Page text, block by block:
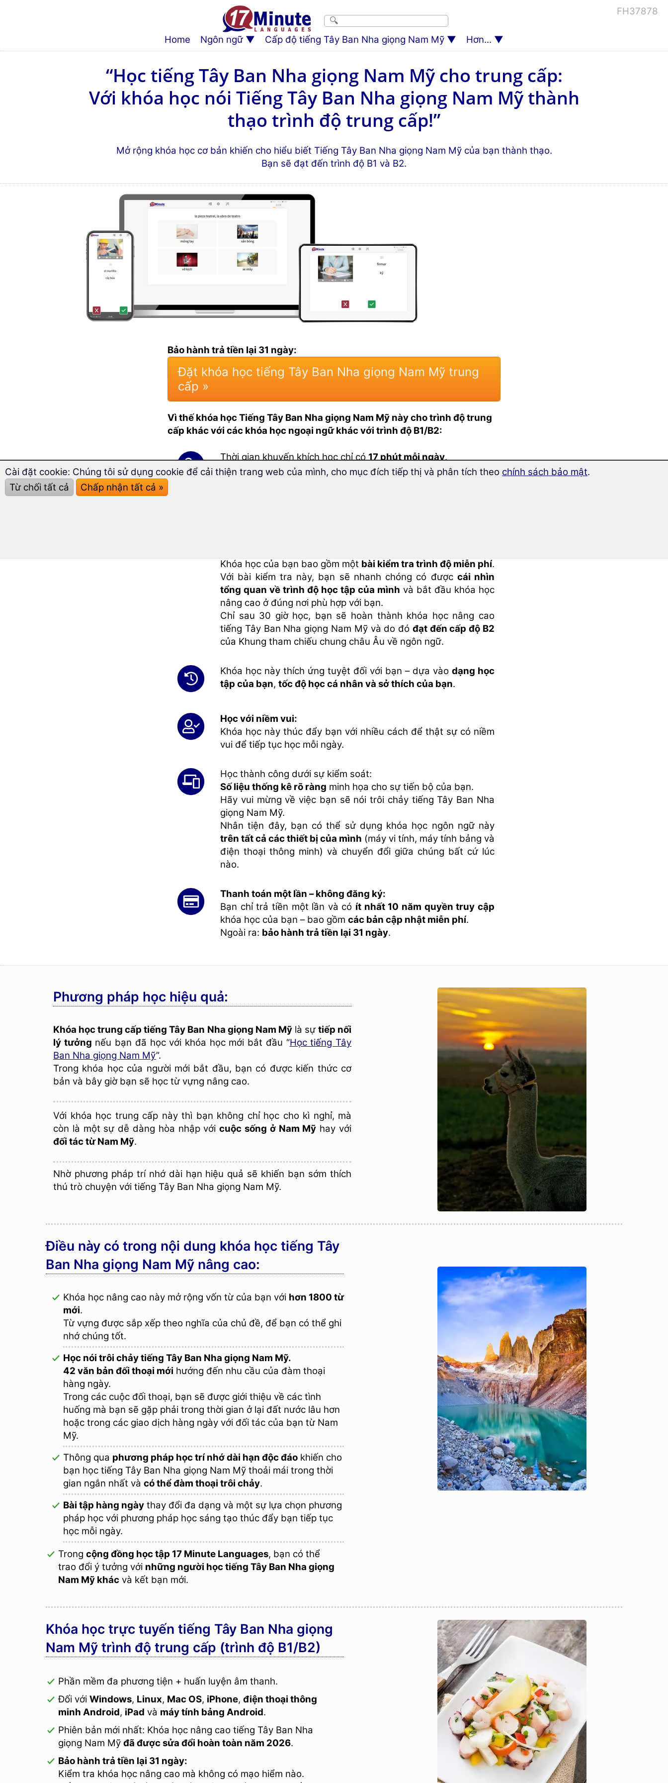
Home Ngôn ngữ Cấp độ tiếng Tây Ban Nha giọng Nam Mỹ Hơn...
FH37878
“Học tiếng Tây Ban Nha giọng Nam Mỹ cho trung cấp:
Với khóa học nói Tiếng Tây Ban Nha giọng Nam Mỹ thành
thạo trình độ trung cấp!”
Mở rộng khóa học cơ bản khiến cho hiểu biết Tiếng Tây Ban Nha giọng Nam Mỹ của bạn thành thạo.
Bạn sẽ đạt đến trình độ B1 và B2.
Bảo hành trả tiền lại 31 ngày:
Đặt khóa học tiếng Tây Ban Nha giọng Nam Mỹ trung
cấp »
Vì thế khóa học Tiếng Tây Ban Nha giọng Nam Mỹ này cho trình độ trung
cấp khác với các khóa học ngoại ngữ khác với trình độ B1/B2:
Thời gian khuyến khích học chỉ có17 phút mỗi ngày.
Bạn sẽ ngạc nhiên về việcmở rộng từ vựng của bạnnhanh và
Khóa học của bạn bao gồm một bài kiểm tra trình độ miễn phí.
Với bài kiểm tra này, bạn sẽ nhanh chóng có được cái nhìn
tổng quan về trình độ học tập của mình và bắt đầu khóa học
nâng cao ở đúng nơi phù hợp với bạn.
Chỉ sau 30 giờ học, bạn sẽ hoàn thành khóa học nâng cao
tiếng Tây Ban Nha giọng Nam Mỹ và do đó đạt đến cấp độ B2
của Khung tham chiếu chung châu Âu về ngôn ngữ.
Khóa học này thích ứng tuyệt đối với bạn – dựa vào dạng học
tập của bạn, tốc độ học cá nhân và sở thích của bạn.
Học với niềm vui:
Khóa học này thúc đẩy bạn với nhiều cách để thật sự có niềm
vui để tiếp tục học mỗi ngày.
Học thành công dưới sự kiểm soát:
Số liệu thống kê rõ ràng minh họa cho sự tiến bộ của bạn.
Hãy vui mừng về việc bạn sẽ nói trôi chảy tiếng Tây Ban Nha
giọng Nam Mỹ.
Nhân tiện đây, bạn có thể sử dụng khóa học ngôn ngữ này
trên tất cả các thiết bị của mình (máy vi tính, máy tính bảng và
điện thoại thông minh) và chuyển đổi giữa chúng bất cứ lúc
nào.
Thanh toán một lần – không đăng ký:
Bạn chỉ trả tiền một lần và có ít nhất 10 năm quyền truy cập
khóa học của bạn – bao gồm các bản cập nhật miễn phí.
Ngoài ra: bảo hành trả tiền lại 31 ngày.
Phương pháp học hiệu quả:
Khóa học trung cấp tiếng Tây Ban Nha giọng Nam Mỹlà sự tiếp nối
lý tưởng nếu bạn đã học với khóa học mới bắt đầu “Học tiếng Tây
Ban Nha giọng Nam Mỹ”.
Trong khóa học của người mới bắt đầu, bạn có được kiến thức cơ
bản và bây giờ bạn sẽ học từ vựng nâng cao.
Với khóa học trung cấp này thì bạn không chỉ học cho kì nghỉ, mà
còn là một sự dễ dàng hòa nhập vớicuộc sống ở Nam Mỹ hay với
đối tác từ Nam Mỹ.
Nhờ phương pháp trí nhớ dài hạn hiệu quả sẽ khiến bạn sớm thích
thú trò chuyện với tiếng Tây Ban Nha giọng Nam Mỹ.
Điều này có trong nội dung khóa học tiếng Tây
Ban Nha giọng Nam Mỹ nâng cao:
Khóa học nâng cao này mở rộng vốn từ của bạn với hơn 1800 từ
mới.
Từ vựng được sắp xếp theo nghĩa của chủ đề, để bạn có thể ghi
nhớ chúng tốt.
Học nói trôi chảy tiếng Tây Ban Nha giọng Nam Mỹ.
42 văn bản đối thoại mới hướng đến nhu cầu của đàm thoại
hàng ngày.
Trong các cuộc đối thoại, bạn sẽ được giới thiệu về các tình
huống mà bạn sẽ gặp phải trong thời gian ở lại đất nước lâu hơn
hoặc trong các giao dịch hàng ngày với đối tác của bạn từ Nam
Mỹ.
Thông qua phương pháp học trí nhớ dài hạn độc đáo khiến cho
bạn học tiếng Tây Ban Nha giọng Nam Mỹ thoải mái trong thời
gian ngắn nhất và có thể đàm thoại trôi chảy.
Bài tập hàng ngày thay đổi đa dạng và một sự lựa chọn phương
pháp học với phương pháp học sáng tạo thúc đẩy bạn tiếp tục
học mỗi ngày.
Trong cộng đồng học tập 17 Minute Languages, bạn có thể
trao đổi ý tưởng với những người học tiếng Tây Ban Nha giọng
Nam Mỹ khác và kết bạn mới.
Khóa học trực tuyến tiếng Tây Ban Nha giọng
Nam Mỹ trình độ trung cấp (trình độ B1/B2)
Phần mềm đa phương tiện + huấn luyện âm thanh.
Đối với Windows, Linux, Mac OS, iPhone, điện thoại thông
minh Android, iPad và máy tính bảng Android.
Phiên bản mới nhất: Khóa học nâng cao tiếng Tây Ban Nha
giọng Nam Mỹ đã được sửa đổi hoàn toàn năm 2026.
Bảo hành trả tiền lại 31 ngày:
Kiểm tra khóa học nâng cao mà không có mạo hiểm nào.
Cài đặt cookie: Chúng tôi sử dụng cookie để cải thiện trang web của mình, cho mục đích tiếp thị và phân tích theo chính sách bảo mật.
Từ chối tất cả
Chấp nhận tất cả »